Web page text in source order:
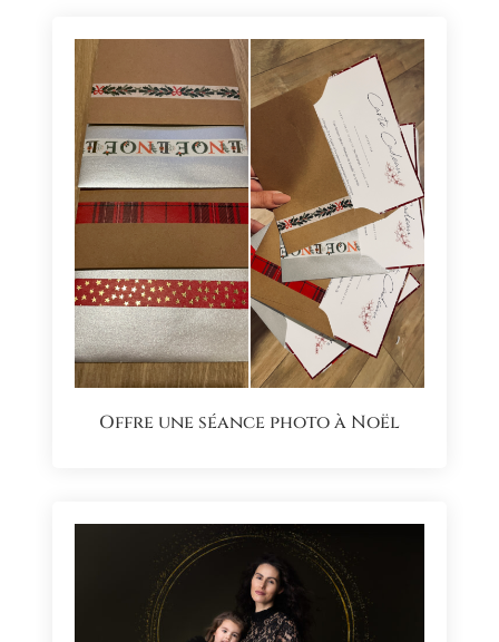
Offre une séance photo à Noël